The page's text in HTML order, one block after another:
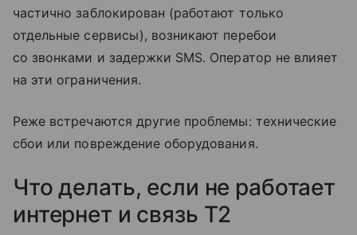
частично заблокирован (работают только
отдельные сервисы), возникают перебои
со звонками и задержки SMS. Оператор не влияет
на эти ограничения.
Реже встречаются другие проблемы: технические
сбои или повреждение оборудования.
Что делать, если не работает
интернет и связь T2